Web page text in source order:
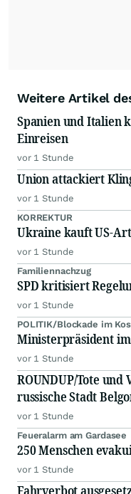
Weitere Artikel
Spanien und Italien
Einreisen
vor 1 Stunde
Union attackiert
vor 1 Stunde
KORREKTUR
Ukraine kauft US-
vor 1 Stunde
Familiennachzug
SPD kritisiert
vor 1 Stunde
POLITIK/Blockade im
Ministerpräsident
vor 1 Stunde
ROUNDUP/Tote
russische Stadt
vor 1 Stunde
Feueralarm am Gardasee
250 Menschen
vor 1 Stunde